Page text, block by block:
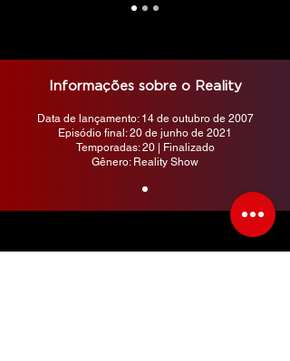
Informações sobre o Reality
Data de lançamento: 14 de outubro de 2007
Episódio final: 20 de junho de 2021
Temporadas: 20 | Finalizado
Gênero: Reality Show